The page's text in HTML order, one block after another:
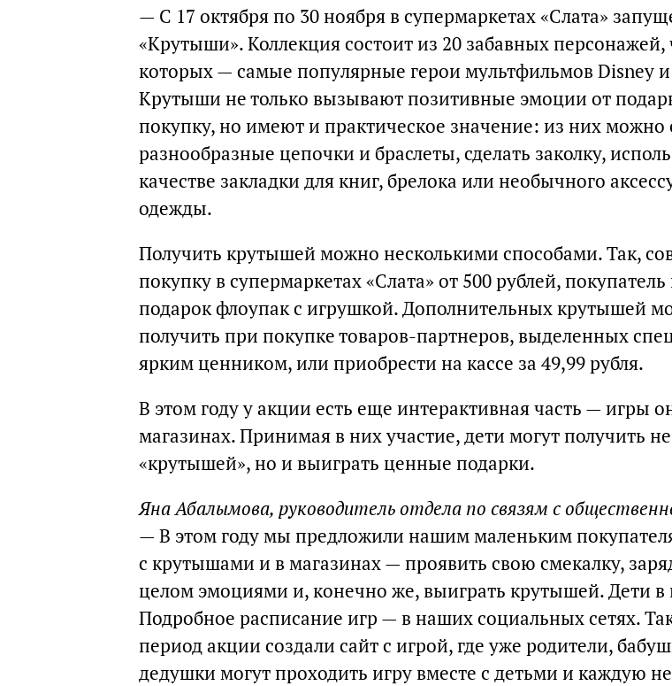
— С 17 октября по 30 ноября в супермаркетах «Слата»
«Крутыши». Коллекция состоит из 20 забавных персонажей,
которых — самые популярные герои мультфильмов Disney
Крутыши не только вызывают позитивные эмоции от
покупку, но имеют и практическое значение: из них можно
разнообразные цепочки и браслеты, сделать заколку,
качестве закладки для книг, брелока или необычного
одежды.
Получить крутышей можно несколькими способами. Так,
покупку в супермаркетах «Слата» от 500 рублей, покупатель
подарок флоупак с игрушкой. Дополнительных крутышей
получить при покупке товаров-партнеров, выделенных
ярким ценником, или приобрести на кассе за 49,99 рубля.
В этом году у акции есть еще интерактивная часть — игры
магазинах. Принимая в них участие, дети могут получить не
«крутышей», но и выиграть ценные подарки.
Яна Абалымова, руководитель отдела по связям с
— В этом году мы предложили нашим маленьким
с крутышами и в магазинах — проявить свою смекалку,
целом эмоциями и, конечно же, выиграть крутышей. Дети в
Подробное расписание игр — в наших социальных сетях.
период акции создали сайт с игрой, где уже родители,
дедушки могут проходить игру вместе с детьми и каждую